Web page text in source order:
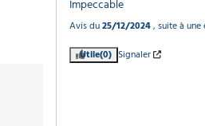
Impeccable
Avis du25/12/2024, suite à
Utile(0) Signaler